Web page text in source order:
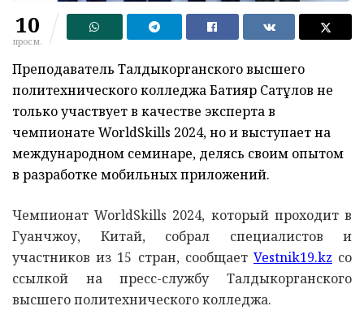
10
просм.
Преподаватель Талдыкорганского высшего
политехнического колледжа Бақтияр Сатқұлов не
только участвует в качестве эксперта в
чемпионате WorldSkills 2024, но и выступает на
международном семинаре, делясь своим опытом
в разработке мобильных приложений.
Чемпионат WorldSkills 2024, который проходит в
Гуанчжоу, Китай, собрал специалистов и
участников из 15 стран, сообщает Vestnik19.kz со
ссылкой на пресс-службу Талдыкорганского
высшего политехнического колледжа.